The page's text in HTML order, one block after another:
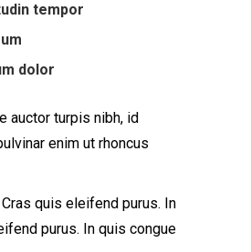
tempor
dolor
auctor turpis nibh, id
enim ut rhoncus
quis eleifend purus. In
purus. In quis congue